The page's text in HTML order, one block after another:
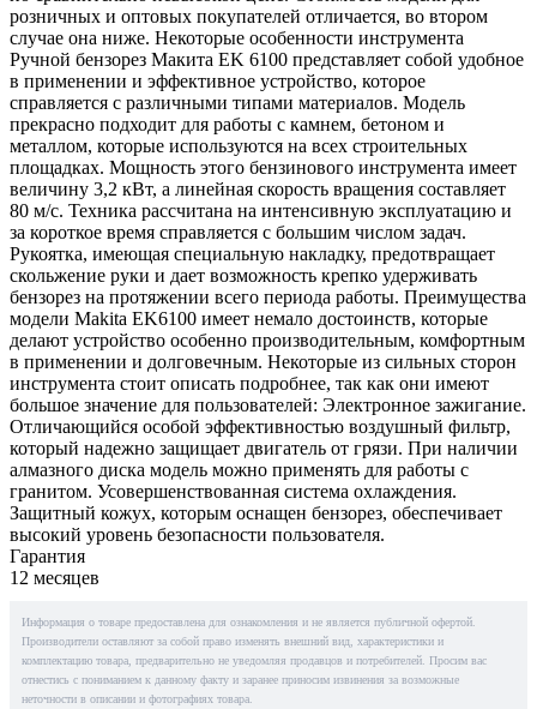
розничных и оптовых покупателей отличается, во втором
случае она ниже. Некоторые особенности инструмента
Ручной бензорез Макита EK 6100 представляет собой удобное
в применении и эффективное устройство, которое
справляется с различными типами материалов. Модель
прекрасно подходит для работы с камнем, бетоном и
металлом, которые используются на всех строительных
площадках. Мощность этого бензинового инструмента имеет
величину 3,2 кВт, а линейная скорость вращения составляет
80 м/с. Техника рассчитана на интенсивную эксплуатацию и
за короткое время справляется с большим числом задач.
Рукоятка, имеющая специальную накладку, предотвращает
скольжение руки и дает возможность крепко удерживать
бензорез на протяжении всего периода работы. Преимущества
модели Makita EK6100 имеет немало достоинств, которые
делают устройство особенно производительным, комфортным
в применении и долговечным. Некоторые из сильных сторон
инструмента стоит описать подробнее, так как они имеют
большое значение для пользователей: Электронное зажигание.
Отличающийся особой эффективностью воздушный фильтр,
который надежно защищает двигатель от грязи. При наличии
алмазного диска модель можно применять для работы с
гранитом. Усовершенствованная система охлаждения.
Защитный кожух, которым оснащен бензорез, обеспечивает
высокий уровень безопасности пользователя.
Гарантия
12 месяцев
Информация о товаре предоставлена для ознакомления и не является публичной офертой.
Производители оставляют за собой право изменять внешний вид, характеристики и
комплектацию товара, предварительно не уведомляя продавцов и потребителей. Просим вас
отнестись с пониманием к данному факту и заранее приносим извинения за возможные
неточности в описании и фотографиях товара.